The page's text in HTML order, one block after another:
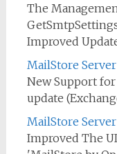
The
Improved
MailStore Server
New Support
update
MailStore
Improved The